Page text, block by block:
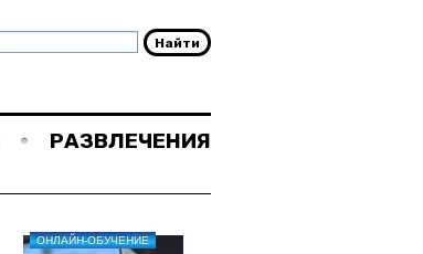
РАЗВЛЕЧЕНИЯ
ОНЛАЙН-ОБУЧЕНИЕ